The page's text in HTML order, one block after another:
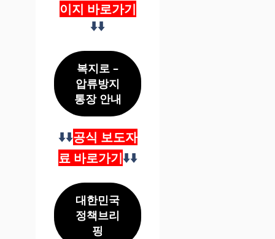
이지 바로가기
⬇️⬇️
복지로 –
압류방지
통장 안내
⬇️⬇️공식 보도자
료 바로가기⬇️⬇️
대한민국
정책브리
핑